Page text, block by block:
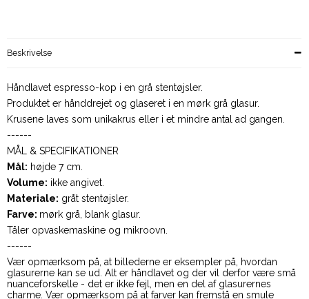
Beskrivelse
Håndlavet espresso-kop i en grå stentøjsler.
Produktet er hånddrejet og glaseret i en mørk grå glasur.
Krusene laves som unikakrus eller i et mindre antal ad gangen.
------
MÅL & SPECIFIKATIONER
Mål: højde 7 cm.
Volume: ikke angivet.
Materiale: gråt stentøjsler.
Farve: mørk grå, blank glasur.
Tåler opvaskemaskine og mikroovn.
------
Vær opmærksom på, at billederne er eksempler på, hvordan
glasurerne kan se ud. Alt er håndlavet og der vil derfor være små
nuanceforskelle - det er ikke fejl, men en del af glasurernes
charme. Vær opmærksom på at farver kan fremstå en smule